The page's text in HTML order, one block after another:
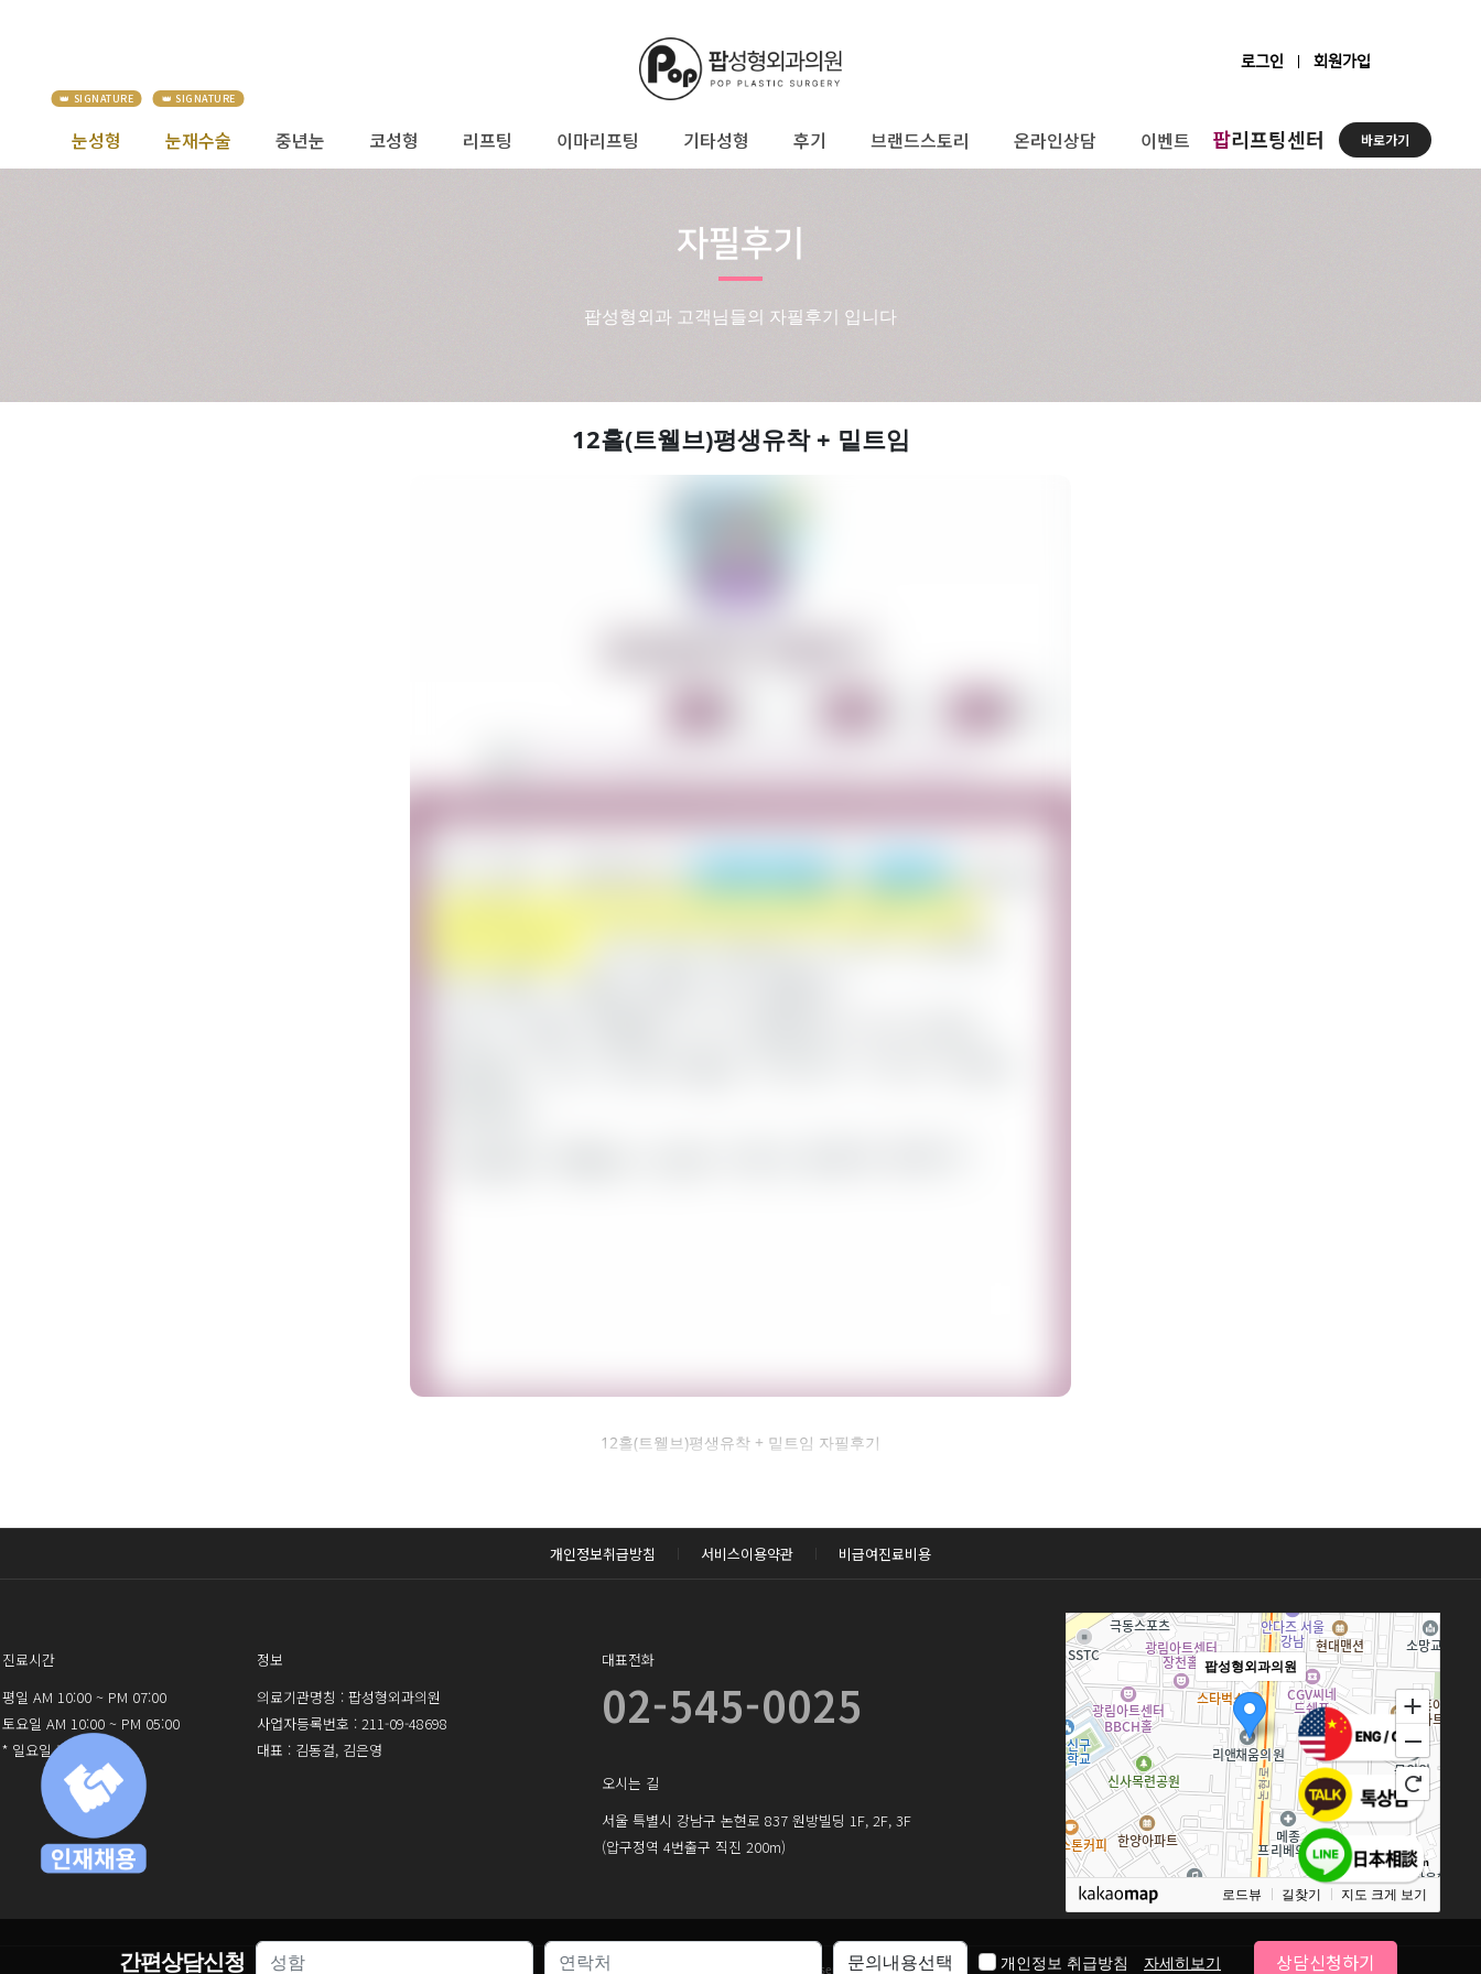
로그인 회원가입
눈성형 눈재수술 중년눈 코성형 리프팅 이마리프팅 기타성형 후기 브랜드스토리 온라인상담 이벤트 팝리프팅센터 바로가기
자필후기
팝성형외과 고객님들의 자필후기 입니다
12홀(트웰브)평생유착 + 밑트임
자필후기 전체 내용은
로그인하기
12홀(트웰브)평생유착 + 밑트임 자필후기
개인정보취급방침 서비스이용약관 비급여진료비용
진료시간
평일 AM 10:00 ~ PM 07:00
토요일 AM 10:00 ~ PM 05:00
* 일요일 휴진
정보
의료기관명칭 : 팝성형외과의원
사업자등록번호 : 211-09-48698
대표 : 김동걸, 김은영
대표전화
02-545-0025
오시는 길
서울 특별시 강남구 논현로 837 원방빌딩 1F, 2F, 3F
(압구정역 4번출구 직진 200m)
팝성형외과의원
100m
로드뷰 길찾기 지도 크게 보기
All rights reserved.
간편상담신청 개인정보 취급방침 자세히보기 상담신청하기